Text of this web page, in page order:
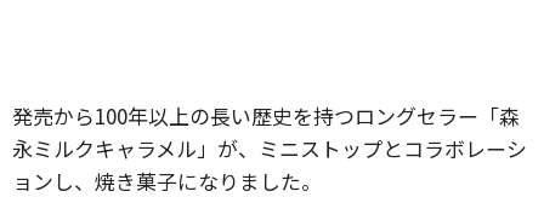
発売から100年以上の長い歴史を持つロングセラー「森
永ミルクキャラメル」が、ミニストップとコラボレーシ
ョンし、焼き菓子になりました。